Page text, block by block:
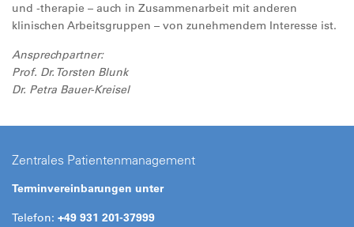
und -therapie – auch in Zusammenarbeit mit anderen
klinischen Arbeitsgruppen – von zunehmendem Interesse ist.
Ansprechpartner:
Prof. Dr. Torsten Blunk
Dr. Petra Bauer-Kreisel
Zentrales Patientenmanagement
Terminvereinbarungen unter
Telefon: +49 931 201-37999